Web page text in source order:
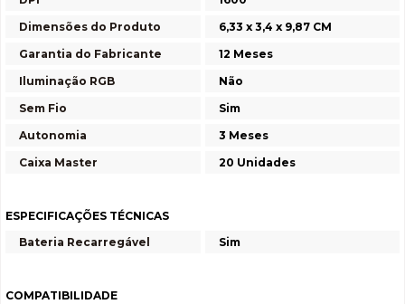
Dimensões do Produto
6,33 x 3,4 x 9,87 CM
Garantia do Fabricante
12 Meses
Iluminação RGB
Não
Sem Fio
Sim
Autonomia
3 Meses
Caixa Master
20 Unidades
ESPECIFICAÇÕES TÉCNICAS
Bateria Recarregável
Sim
COMPATIBILIDADE